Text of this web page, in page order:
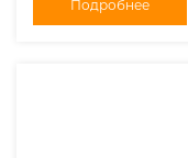
Подробнее